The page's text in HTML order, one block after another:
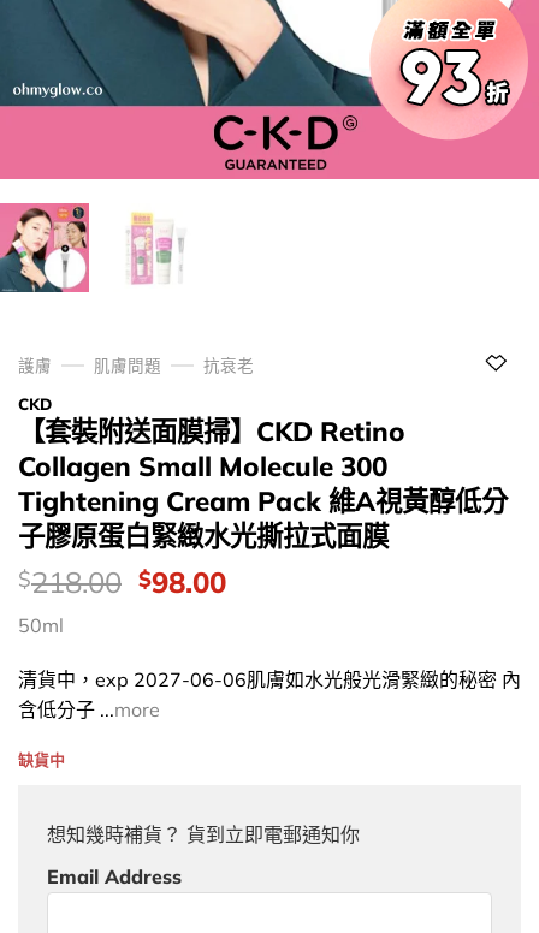
護膚 肌膚問題
抗衰老
CKD
【套裝附送面膜掃】CKD Retino
Collagen Small Molecule 300
Tightening Cream Pack 維A視黃醇低分
子膠原蛋白緊緻水光撕拉式面膜
價
錢：
$218.00 Original
$218.00.
$98.00Current
$98.00.
50ml
清貨中，exp 2027-06-06肌膚如水光般光滑緊緻的秘密 內
含低分子 ...more
缺貨中
想知幾時補貨？ 貨到立即電郵通知你
Email Address